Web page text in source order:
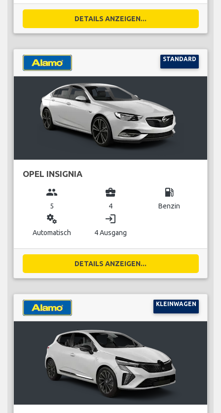
DETAILS ANZEIGEN...
STANDARD
OPEL INSIGNIA
group
5
business_center
4
local_gas_station
Benzin
miscellaneous_services
Automatisch
login
4 Ausgang
DETAILS ANZEIGEN...
KLEINWAGEN